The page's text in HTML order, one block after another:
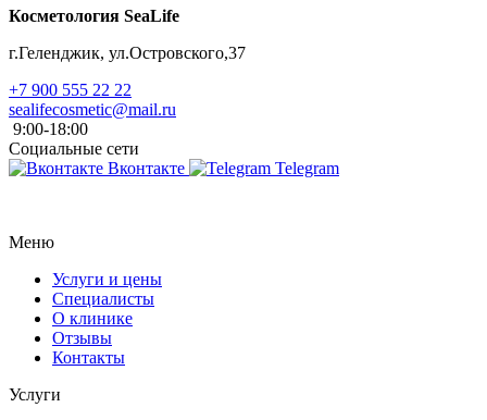
Косметология SeaLife
г.Геленджик, ул.Островского,37
+7 900 555 22 22
sealifecosmetic@mail.ru
9:00-18:00
Социальные сети
Вконтакте
Telegram
Меню
Услуги и цены
Специалисты
О клинике
Отзывы
Контакты
Услуги